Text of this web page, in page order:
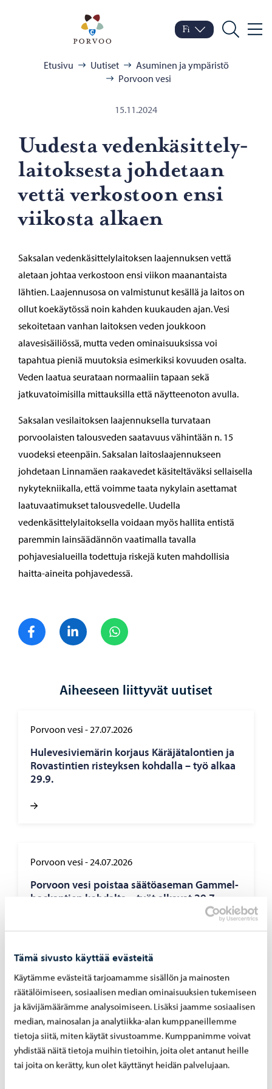
Tämä sivusto käyttää evästeitä
Käytämme evästeitä tarjoamamme sisällön ja mainosten
räätälöimiseen, sosiaalisen median ominaisuuksien tukemiseen
ja kävijämäärämme analysoimiseen. Lisäksi jaamme sosiaalisen
median, mainosalan ja analytiikka-alan kumppaneillemme
tietoja siitä, miten käytät sivustoamme. Kumppanimme voivat
yhdistää näitä tietoja muihin tietoihin, joita olet antanut heille
tai joita on kerätty, kun olet käyttänyt heidän palvelujaan.
Porvoo – Siirry
Vaihda kieltä
Nykyinen kieli: Suomi
Fi
Hae
Etusivu Uutiset
Asuminen ja ympäristö
Porvoon vesi
15.11.2024
Uu­des­ta ve­den­kä­sit­te­ly­
lai­tok­ses­ta joh­de­taan
vettä ver­kos­toon ensi
vii­kos­ta al­kaen
Saksalan vedenkäsittelylaitoksen laajennuksen vettä
aletaan johtaa verkostoon ensi viikon maanantaista
lähtien. Laajennusosa on valmistunut kesällä ja laitos on
ollut koekäytössä noin kahden kuukauden ajan. Vesi
sekoitetaan vanhan laitoksen veden joukkoon
alavesisäiliössä, mutta veden ominaisuuksissa voi
tapahtua pieniä muutoksia esimerkiksi kovuuden osalta.
Veden laatua seurataan normaaliin tapaan sekä
jatkuvatoimisilla mittauksilla että näytteenoton avulla.
Saksalan vesilaitoksen laajennuksella turvataan
porvoolaisten talousveden saatavuus vähintään n. 15
vuodeksi eteenpäin. Saksalan laitoslaajennukseen
johdetaan Linnamäen raakavedet käsiteltäväksi sellaisella
nykytekniikalla, että voimme taata nykylain asettamat
laatuvaatimukset talousvedelle. Uudella
vedenkäsittelylaitoksella voidaan myös hallita entistä
paremmin lainsäädännön vaatimalla tavalla
pohjavesialueilla todettuja riskejä kuten mahdollisia
haitta-aineita pohjavedessä.
Jaa FacebookJaa LinkedIn
Aiheeseen liittyvät uutiset
Porvoon vesi -27.07.2026
Hu­le­ve­si­vie­mä­rin kor­jaus Kä­rä­jä­ta­lon­tien ja
Ro­vas­tin­tien ris­teyk­sen koh­dal­la – työ alkaa
29.9.
Porvoon vesi -24.07.2026
Por­voon vesi pois­taa sää­tö­ase­man Gam­mel­
bac­kan­tien koh­dal­ta – työt al­ka­vat 29.7
Porvoon vesi-07.07.2026
Rank­ka­sa­teet ovat ai­heut­ta­neet yli­vuo­to­ja
pump­paa­moil­la 4. – 5.7.2026